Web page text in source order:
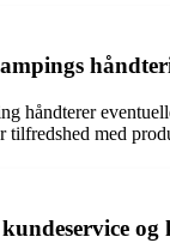
håndterer
med
og